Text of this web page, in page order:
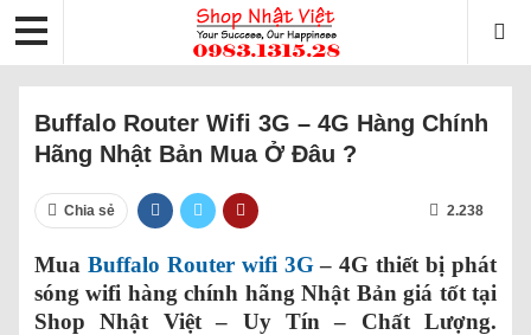
Buffalo Router Wifi 3G – 4G Hàng Chính
Hãng Nhật Bản Mua Ở Đâu ?
Chia sẻ 2.238
Mua Buffalo Router wifi 3G– 4G thiết bị phát
sóng wifi hàng chính hãng Nhật Bản giá tốt tại
Shop Nhật Việt – Uy Tín – Chất Lượng.